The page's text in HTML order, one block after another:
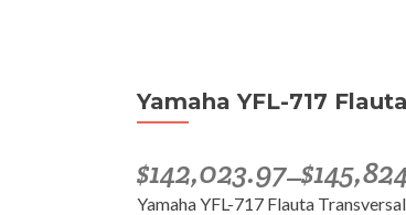
Yamaha YFL-717
$142,023.97–$
Yamaha YFL-717 Flauta Transversal